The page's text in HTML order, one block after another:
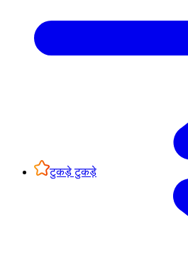
टुकड़े टुकड़े